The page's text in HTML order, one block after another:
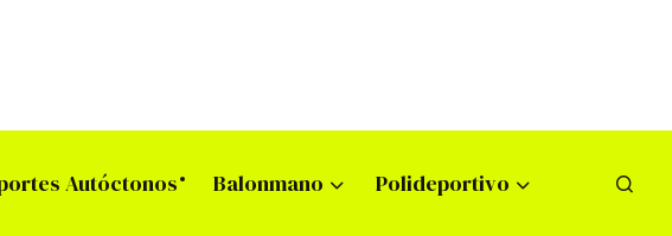
Autóctonos Balonmano Polideportivo